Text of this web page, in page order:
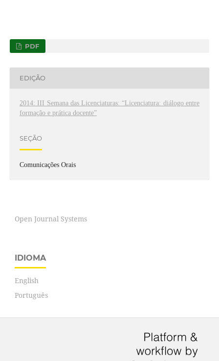
PDF
EDIÇÃO
2014: III Semana das Licenciaturas: “Licenciatura: diálogo entre
formação e prática docente”
SEÇÃO
Comunicações Orais
Open Journal Systems
IDIOMA
English
Português